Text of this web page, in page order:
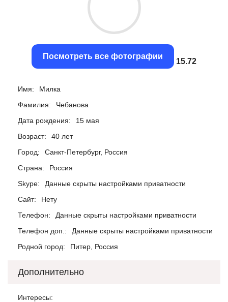
Посмотреть все фотографии
15.39
Имя:
Милка
Фамилия:
Чебанова
Дата рождения:
15 мая
Возраст:
40 лет
Город:
Санкт-Петербург, Россия
Страна:
Россия
Skype:
Данные скрыты настройками приватности
Сайт:
Нету
Телефон:
Данные скрыты настройками приватности
Телефон доп.:
Данные скрыты настройками приватности
Родной город:
Питер, Россия
Дополнительно
Интересы: